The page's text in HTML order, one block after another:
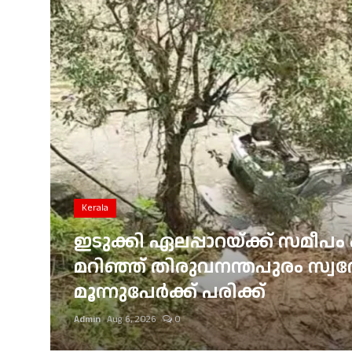
Gulf News
Loksabha Election 2024
Technology
Jobs Mall
Automotive
Shop Online
Education
Business
Kerala
ഇടുക്കി ഏലപ്പാറയ്ക്ക് സമീപം
മറിഞ്ഞ് തിരുവനന്തപുരം
മൂന്നുപേർക്ക് പരിക്ക്
Admin Aug 6, 2026 0